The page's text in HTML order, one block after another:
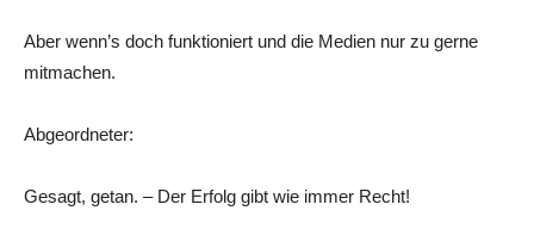
Aber wenn’s doch funktioniert und die Medien nur zu gerne
mitmachen.
Abgeordneter:
Gesagt, getan. – Der Erfolg gibt wie immer Recht!